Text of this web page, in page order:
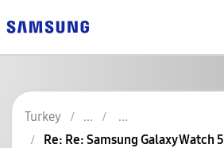
Turkey
Re: Re: Samsung Galaxy Watch 5